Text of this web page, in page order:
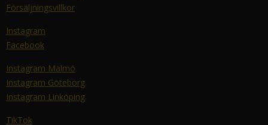
Försäljningsvillkor
Instagram
Facebook
Instagram Malmö
Instagram Göteborg
Instagram Linköping
TikTok